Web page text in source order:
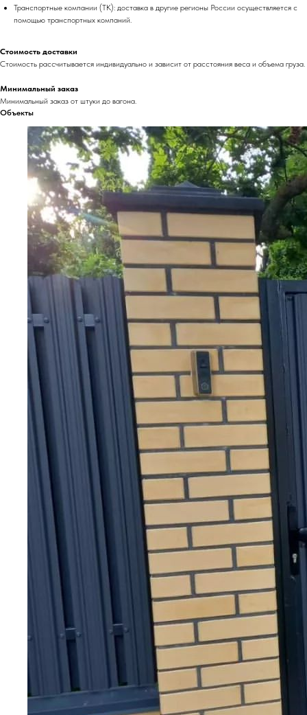
Транспортные компании (ТК): доставка в другие регионы России осуществляется с
помощью транспортных компаний.
Стоимость доставки
Стоимость рассчитывается индивидуально и зависит от расстояния веса и объема груза.
Минимальный заказ
Минимальный заказ от штуки до вагона.
Объекты